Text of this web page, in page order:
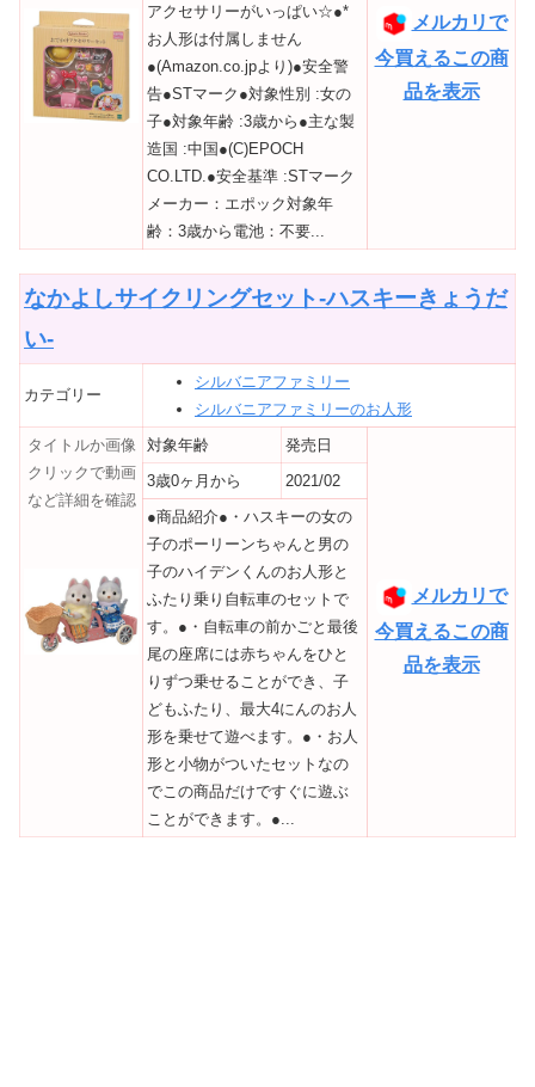
メルカリで
今買えるこの商
品を表示
アクセサリーがいっぱい☆●*
お人形は付属しません
●(Amazon.co.jpより)●安全警
告●STマーク●対象性別 :女の
子●対象年齢 :3歳から●主な製
造国 :中国●(C)EPOCH
CO.LTD.●安全基準 :STマーク
メーカー：エポック対象年
齢：3歳から電池：不要...
なかよしサイクリングセット-ハスキーきょうだ
い-
カテゴリー
シルバニアファミリー
シルバニアファミリーのお人形
タイトルか画像
クリックで動画
など詳細を確認
対象年齢 発売日
メルカリで
今買えるこの商
品を表示
3歳0ヶ月から
2021/02
●商品紹介●・ハスキーの女の
子のポーリーンちゃんと男の
子のハイデンくんのお人形と
ふたり乗り自転車のセットで
す。●・自転車の前かごと最後
尾の座席には赤ちゃんをひと
りずつ乗せることができ、子
どもふたり、最大4にんのお人
形を乗せて遊べます。●・お人
形と小物がついたセットなの
でこの商品だけですぐに遊ぶ
ことができます。●...